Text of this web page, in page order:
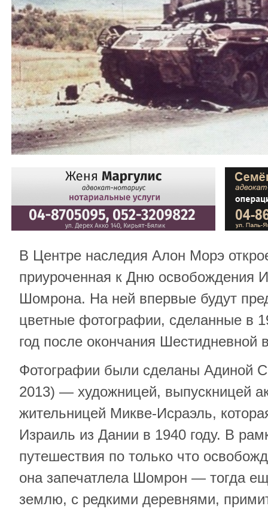
В Центре наследия Алон Морэ
приуроченная к Дню освобождения
Шомрона. На ней впервые будут
цветные фотографии, сделанные в
год после окончания Шестидневной
Фотографии были сделаны Адиной
2013) — художницей, выпускницей
жительницей Микве-Исраэль,
Израиль из Дании в 1940 году. В
путешествия по только что
она запечатлела Шомрон — тогда
землю, с редкими деревнями,